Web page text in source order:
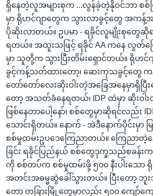
ရှိနေတဲ့လူအများစုက ...လွန်ခဲ့တဲ့နိုဝင်ဘာ စစ်
မှာ ရိုဟင်ဂျာတွေက သွားလာခွင့်တွေ အကန့်
ပိုဆိုးလာတယ်။ ဥပမာ - ရခိုင်လူမျိုးစုတွေ
ရတယ်။​ အထူးသဖြင့် ရခိုင် AA ကနေ လွတ်မ
မှာ သူတို့က သွားပြီးတိမ်းရှောင်တယ်။ ရိုဟင်
ခွင့်ကန့်သတ်ထားတော့၊ ဆေးကုသခွင့်တွေ
တော်တော်လေးဆိုးဝါးတဲ့အခြေအနေမှာရှိပြီး
တော့ အသတ်ခံနေရတယ်၊ IDP ထဲမှာ ဆိုးဝါ
ဖြစ်နေတာပေါ့နော်၊ စစ်တွေမှာဆိုရင်လည်း
သောင်းရှိတယ်။ နောက် - အဲဒီနောက်ပိုင်းမှာ မ
စစ်မှုထမ်းဥပဒေကြေညာတယ်။ ကြေညာတဲ့န
ခြင်း ရခိုင်ပြည်နယ် စစ်တွေဒုက္ခသည်စခန်း
ကို စစ်တပ်က စစ်မှုထမ်းဖို့ ၅၀၀ နီးပါးသော
အတင်းအဓမ္မဆွဲခေါ်သွားတယ်။ ပြီးတော့ ဘူးသီ
တော တခြားမြို့တွေမှာလည်း ၅၀၀ ကျော်က